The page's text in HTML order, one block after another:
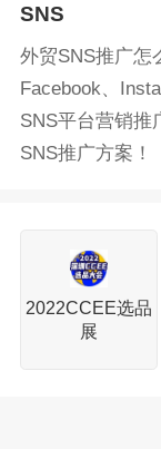
SNS
外贸SNS推广怎
Facebook、
SNS平台营销推
SNS推广方案！
2022CCEE选品
展